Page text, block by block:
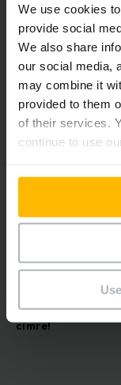
We use cookies
provide social
We also share
our social media,
may combine it
provided to them
of their services.
continue to use
Hasonló
Amit nyújtunk:
Versenyképes
Béren kívüli
Munkába
történő
Munkavégzés
Jelentkezését
címre!